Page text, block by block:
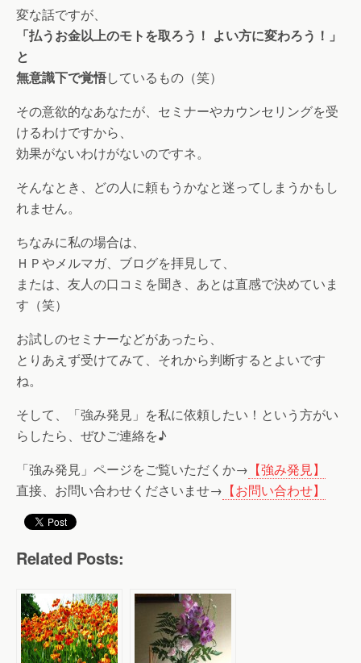
変な話ですが、
「払うお金以上のモトを取ろう！ よい方に変わろう！」
と
無意識下で覚悟しているもの（笑）
その意欲的なあなたが、セミナーやカウンセリングを受
けるわけですから、
効果がないわけがないのですネ。
そんなとき、どの人に頼もうかなと迷ってしまうかもし
れません。
ちなみに私の場合は、
ＨＰやメルマガ、ブログを拝見して、
または、友人の口コミを聞き、あとは直感で決めていま
す（笑）
お試しのセミナーなどがあったら、
とりあえず受けてみて、それから判断するとよいです
ね。
そして、「強み発見」を私に依頼したい！という方がい
らしたら、ぜひご連絡を♪
「強み発見」ページをご覧いただくか→ 【強み発見】
直接、お問い合わせくださいませ→ 【お問い合わせ】
Related Posts: